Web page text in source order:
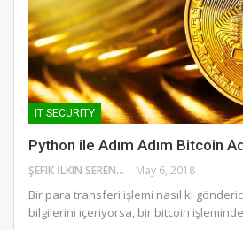
IT SECURITY
Python ile Adım Adım Bitcoin
ŞEFIK İLKIN SERENGIL May 6, 2018
Bir para transferi işlemi nasıl ki
bilgilerini içeriyorsa, bir bitcoin